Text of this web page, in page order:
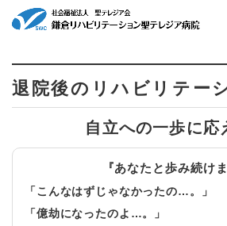
退院後のリハビリテー
自立への一歩に応
『あなたと歩み続けま
「こんなはずじゃなかったの…。」
「億劫になったのよ…。」